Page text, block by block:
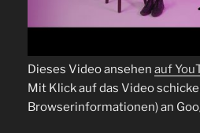
Dieses Video ansehen auf
Mit Klick auf das Video
Browserinformationen) an